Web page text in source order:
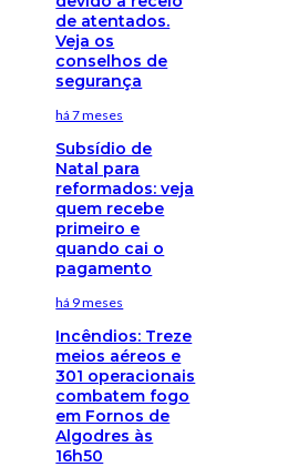
de atentados.
Veja os
conselhos de
segurança
há 7 meses
Subsídio de
Natal para
reformados: veja
quem recebe
primeiro e
quando cai o
pagamento
há 9 meses
Incêndios: Treze
meios aéreos e
301 operacionais
combatem fogo
em Fornos de
Algodres às
16h50